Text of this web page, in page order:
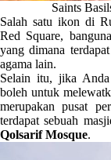
Saints
Salah satu ikon di
Red Square,
yang dimana
agama lain.
Selain itu, jika
boleh untuk
merupakan pusat
terdapat sebuah
Qolsarif Mosque.